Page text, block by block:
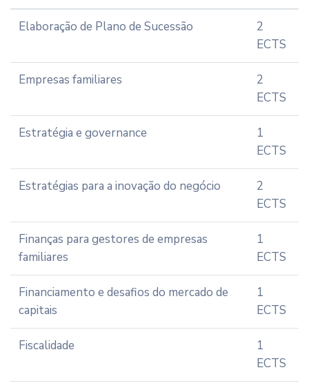
Elaboração de Plano de Sucessão
2
ECTS
Empresas familiares
2
ECTS
Estratégia e governance
1
ECTS
Estratégias para a inovação do negócio
2
ECTS
Finanças para gestores de empresas
familiares
1
ECTS
Financiamento e desafios do mercado de
capitais
1
ECTS
Fiscalidade
1
ECTS